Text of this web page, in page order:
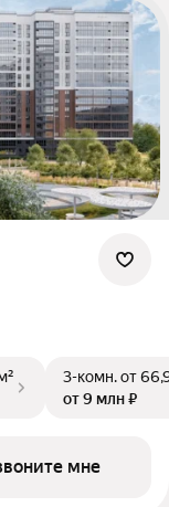
3-комн.от
от 9 млн ₽
мне